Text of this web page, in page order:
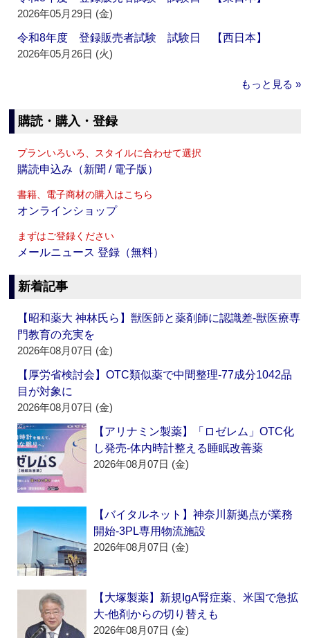
2026年05月29日 (金)
令和8年度 登録販売者試験 試験日 【西日本】
2026年05月26日 (火)
もっと見る »
購読・購入・登録
プランいろいろ、スタイルに合わせて選択
購読申込み（新聞 / 電子版）
書籍、電子商材の購入はこちら
オンラインショップ
まずはご登録ください
メールニュース 登録（無料）
新着記事
【昭和薬大 神林氏ら】獣医師と薬剤師に認識差‐獣医療専
門教育の充実を
2026年08月07日 (金)
【厚労省検討会】OTC類似薬で中間整理‐77成分1042品
目が対象に
2026年08月07日 (金)
【アリナミン製薬】「ロゼレム」OTC化
し発売‐体内時計整える睡眠改善薬
2026年08月07日 (金)
【バイタルネット】神奈川新拠点が業務
開始‐3PL専用物流施設
2026年08月07日 (金)
【大塚製薬】新規IgA腎症薬、米国で急拡
大‐他剤からの切り替えも
2026年08月07日 (金)